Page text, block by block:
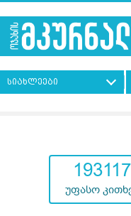
სიახლეები
193117
უფასო